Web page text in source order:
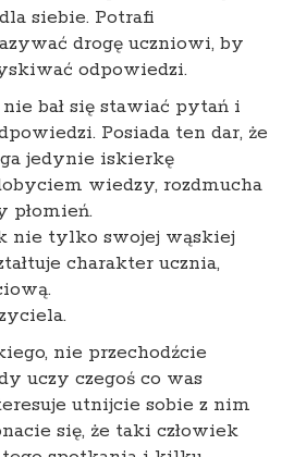
siebie. Potrafi
drogę uczniowi, by
odpowiedzi.
bał się stawiać pytań i
Posiada ten dar, że
jedynie iskierkę
wiedzy, rozdmucha
płomień.
nie tylko swojej wąskiej
charakter ucznia,
nie przechodźcie
uczy czegoś co was
utnijcie sobie z nim
się, że taki człowiek